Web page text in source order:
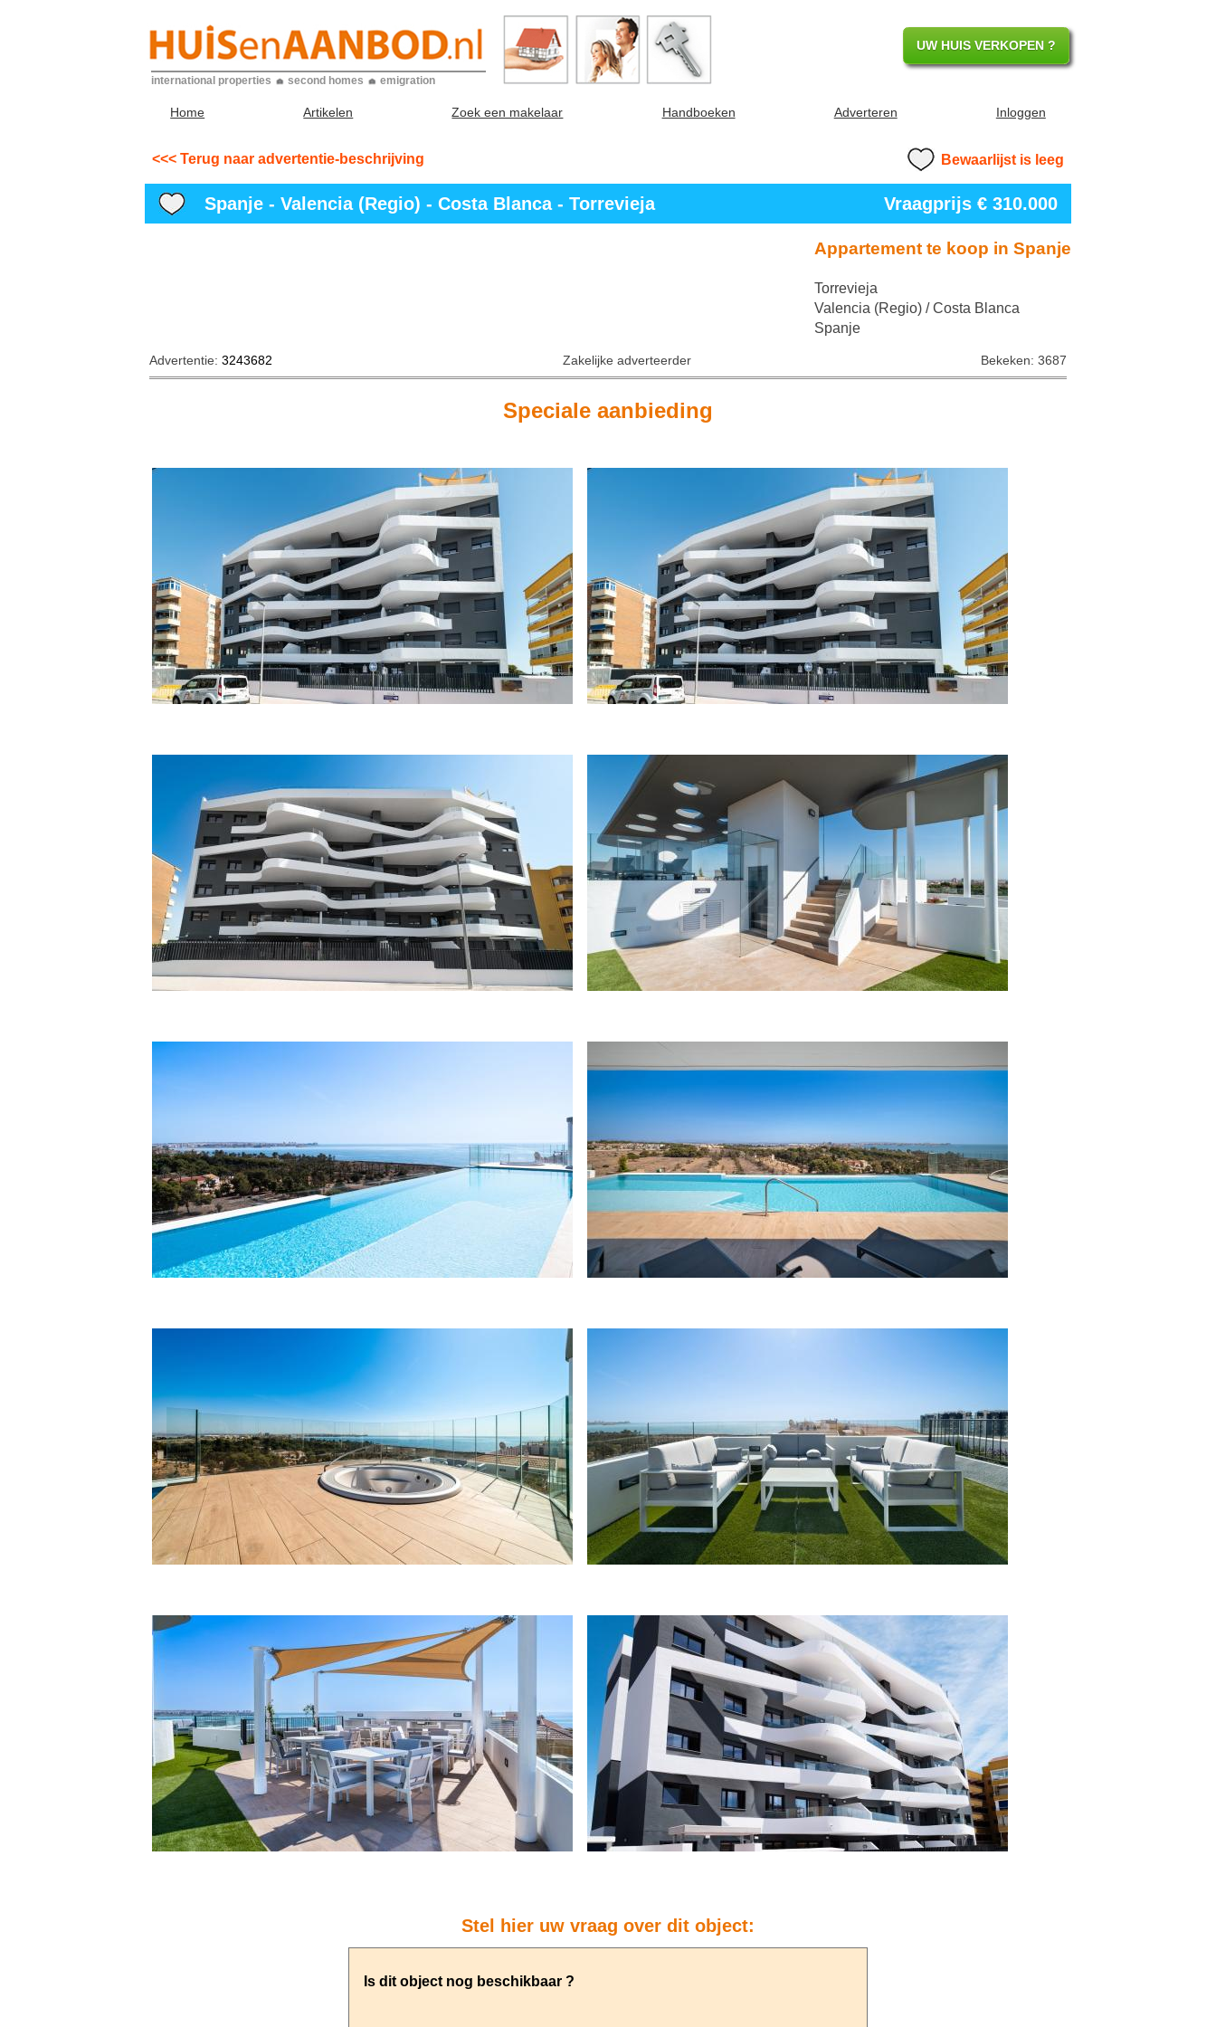
international properties second homes emigration
UW HUIS VERKOPEN ?
Home Artikelen Zoek een makelaar Handboeken Adverteren Inloggen
<<< Terug naar advertentie-beschrijving Bewaarlijst is leeg
Spanje - Valencia (Regio) - Costa Blanca - Torrevieja Vraagprijs € 310.000
Appartement te koop in Spanje
Torrevieja
Valencia (Regio) / Costa Blanca
Spanje
Advertentie: 3243682 Zakelijke adverteerder Bekeken: 3687
Speciale aanbieding
Stel hier uw vraag over dit object: